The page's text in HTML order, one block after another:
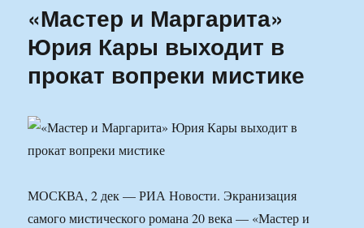
«Мастер и Маргарита»
Юрия Кары выходит в
прокат вопреки мистике
МОСКВА, 2 дек — РИА Новости. Экранизация
самого мистического романа 20 века — «Мастер и